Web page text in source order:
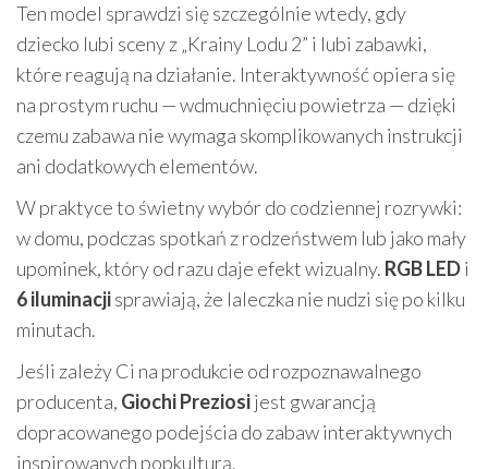
Ten model sprawdzi się szczególnie wtedy, gdy
dziecko lubi sceny z „Krainy Lodu 2” i lubi zabawki,
które reagują na działanie. Interaktywność opiera się
na prostym ruchu — wdmuchnięciu powietrza — dzięki
czemu zabawa nie wymaga skomplikowanych instrukcji
ani dodatkowych elementów.
W praktyce to świetny wybór do codziennej rozrywki:
w domu, podczas spotkań z rodzeństwem lub jako mały
upominek, który od razu daje efekt wizualny. RGB LEDi
6 iluminacjisprawiają, że laleczka nie nudzi się po kilku
minutach.
Jeśli zależy Ci na produkcie od rozpoznawalnego
producenta, Giochi Preziosijest gwarancją
dopracowanego podejścia do zabaw interaktywnych
inspirowanych popkulturą.